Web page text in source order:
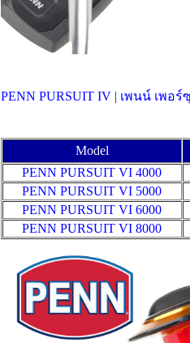
PENN PURSUIT IV | เพนน์ เพอ
Model
PENN PURSUIT VI 4000
PENN PURSUIT VI 5000
PENN PURSUIT VI 6000
PENN PURSUIT VI 8000